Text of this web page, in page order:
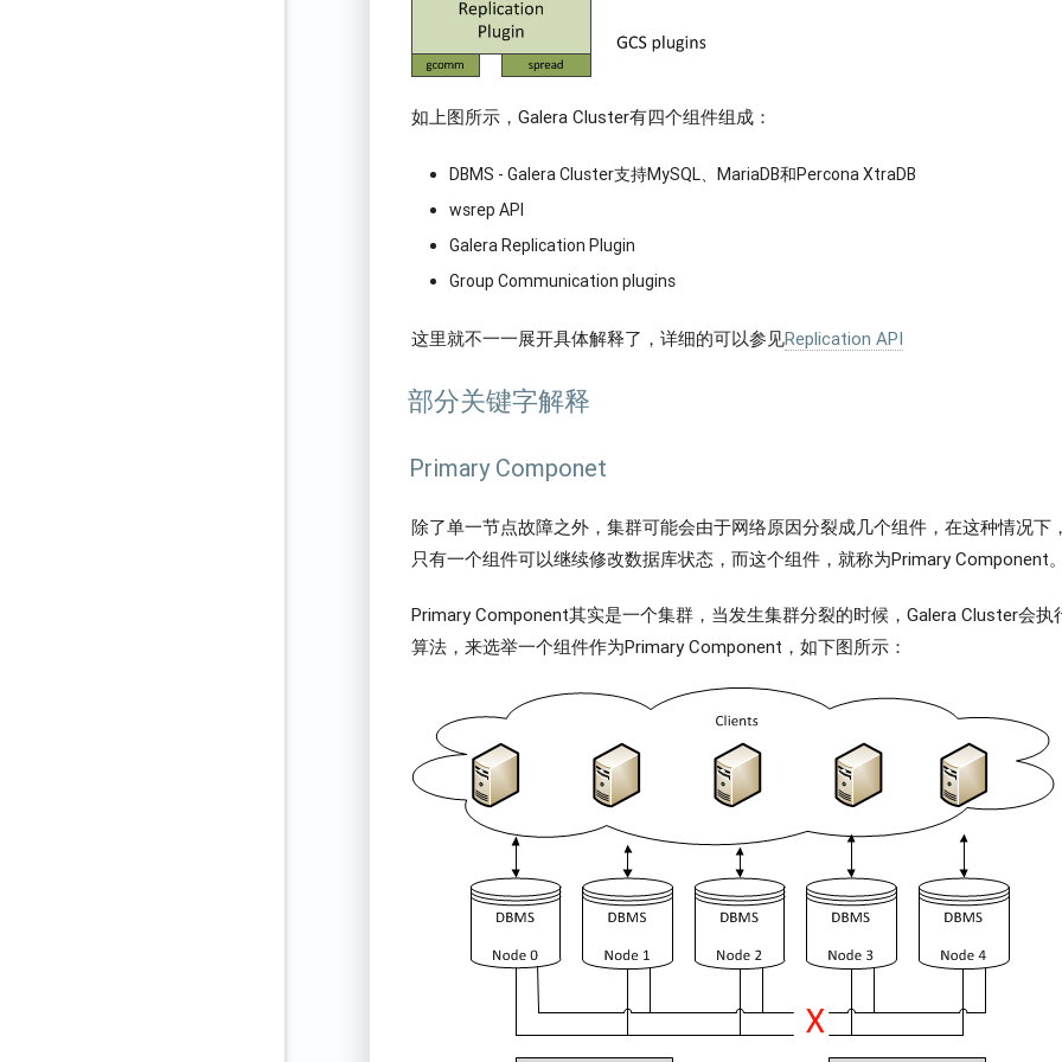
如上图所示，Galera Cluster有四个组件组成：
DBMS - Galera Cluster支持MySQL、MariaDB和Percona XtraDB
wsrep API
Galera Replication Plugin
Group Communication plugins
这里就不一一展开具体解释了，详细的可以参见Replication API
部分关键字解释
Primary Componet
除了单一节点故障之外，集群可能会由于网络原因分裂成几个组件，在这种情况下
只有一个组件可以继续修改数据库状态，而这个组件，就称为Primary Component。
Primary Component其实是一个集群，当发生集群分裂的时候，Galera Cluster会执
算法，来选举一个组件作为Primary Component，如下图所示：